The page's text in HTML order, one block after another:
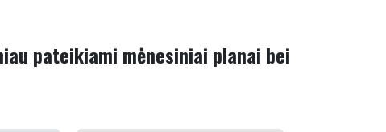
pateikiami mėnesiniai planai bei